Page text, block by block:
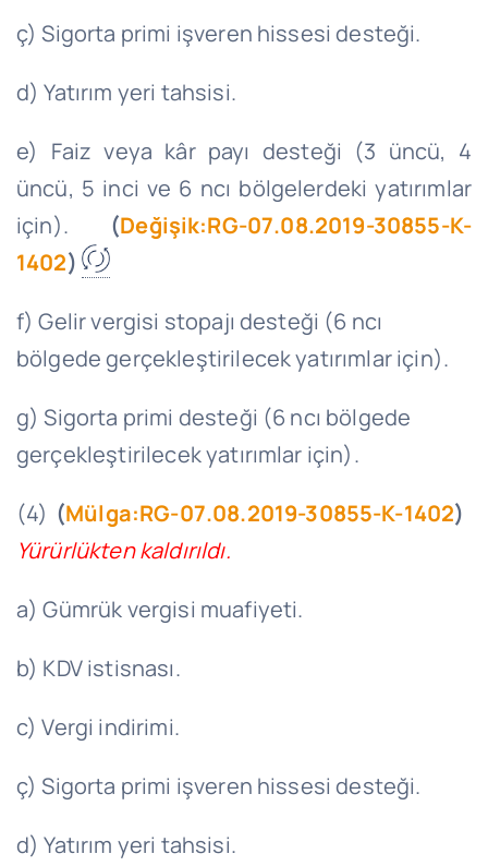
ç) Sigorta primi işveren hissesi desteği.
d) Yatırım yeri tahsisi.
e) Faiz veya kâr payı desteği (3 üncü, 4
üncü, 5 inci ve 6 ncı bölgelerdeki yatırımlar
için). (Değişik:RG-07.08.2019-30855-K-
1402)
f) Gelir vergisi stopajı desteği (6 ncı
bölgede gerçekleştirilecek yatırımlar için).
g) Sigorta primi desteği (6 ncı bölgede
gerçekleştirilecek yatırımlar için).
(4) (Mülga:RG-07.08.2019-30855-K-1402)
Yürürlükten kaldırıldı.
a) Gümrük vergisi muafiyeti.
b) KDV istisnası.
c) Vergi indirimi.
ç) Sigorta primi işveren hissesi desteği.
d) Yatırım yeri tahsisi.